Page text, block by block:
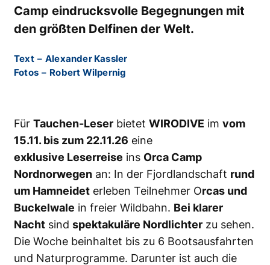
Camp eindrucksvolle Begegnungen mit
den größten Delfinen der Welt.
Text – Alexander Kassler
Fotos – Robert Wilpernig
Für Tauchen-Leser bietet WIRODIVE im vom
15.11. bis zum 22.11.26 eine
exklusive Leserreise ins Orca Camp
Nordnorwegen an: In der Fjordlandschaft rund
um Hamneidet erleben Teilnehmer Orcas und
Buckelwale in freier Wildbahn. Bei klarer
Nacht sind spektakuläre Nordlichter zu sehen.
Die Woche beinhaltet bis zu 6 Bootsausfahrten
und Naturprogramme. Darunter ist auch die